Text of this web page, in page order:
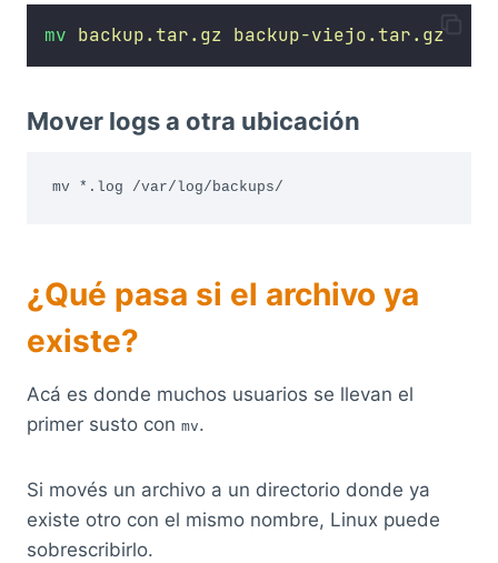
mv backup.tar.gz backup-viejo.tar.gz
Mover logs a otra ubicación
mv *.log /var/log/backups/
¿Qué pasa si el archivo ya
existe?
Acá es donde muchos usuarios se llevan el
primer susto con mv.
Si movés un archivo a un directorio donde ya
existe otro con el mismo nombre, Linux puede
sobrescribirlo.